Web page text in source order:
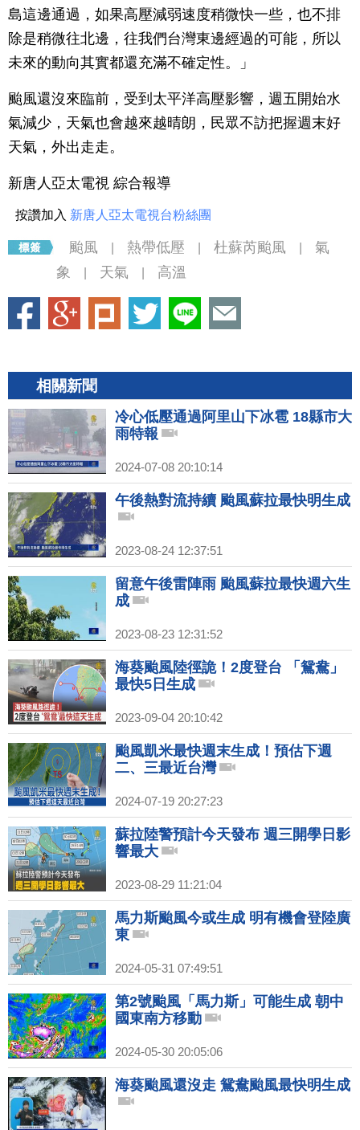
島這邊通過，如果高壓減弱速度稍微快一些，也不排
除是稍微往北邊，往我們台灣東邊經過的可能，所以
未來的動向其實都還充滿不確定性。」
颱風還沒來臨前，受到太平洋高壓影響，週五開始水
氣減少，天氣也會越來越晴朗，民眾不訪把握週末好
天氣，外出走走。
新唐人亞太電視 綜合報導
按讚加入 新唐人亞太電視台粉絲團
颱風 熱帶低壓 杜蘇芮颱風
氣
象
天氣 高溫
相關新聞
冷心低壓通過阿里山下冰雹 18縣市大
雨特報
2024-07-08 20:10:14
午後熱對流持續 颱風蘇拉最快明生成
2023-08-24 12:37:51
留意午後雷陣雨 颱風蘇拉最快週六生
成
2023-08-23 12:31:52
海葵颱風陸徑詭！2度登台 「鴛鴦」
最快5日生成
2023-09-04 20:10:42
颱風凱米最快週末生成！預估下週
二、三最近台灣
2024-07-19 20:27:23
蘇拉陸警預計今天發布 週三開學日影
響最大
2023-08-29 11:21:04
馬力斯颱風今或生成 明有機會登陸廣
東
2024-05-31 07:49:51
第2號颱風「馬力斯」可能生成 朝中
國東南方移動
2024-05-30 20:05:06
海葵颱風還沒走 鴛鴦颱風最快明生成